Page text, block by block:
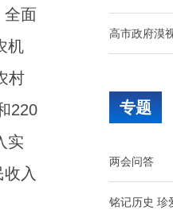
全面
机
村
220
实
入
高市政府漠
度的水利人
证一场城湖共
把“最强大脑
专题
两会问答
铭记历史 珍